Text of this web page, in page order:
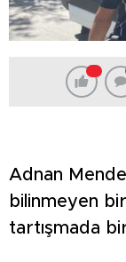
Adnan
bilinmeyen
tartışmada